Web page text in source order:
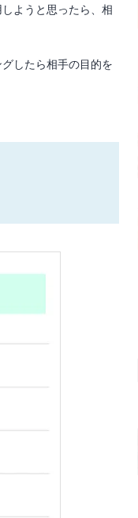
ようと思ったら、相
したら相手の目的を